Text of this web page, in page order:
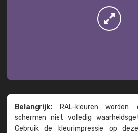
Belangrijk: RAL-kleuren worden
schermen niet volledig
Gebruik de kleur­impressie op